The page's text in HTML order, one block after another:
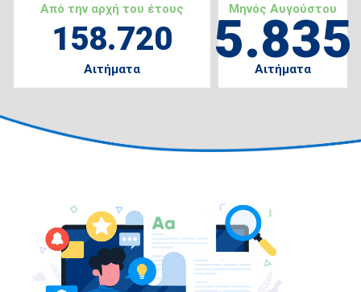
Από την αρχή του έτους
158.720
Αιτήματα
Μηνός Αυγούστου
5.835
Αιτήματα